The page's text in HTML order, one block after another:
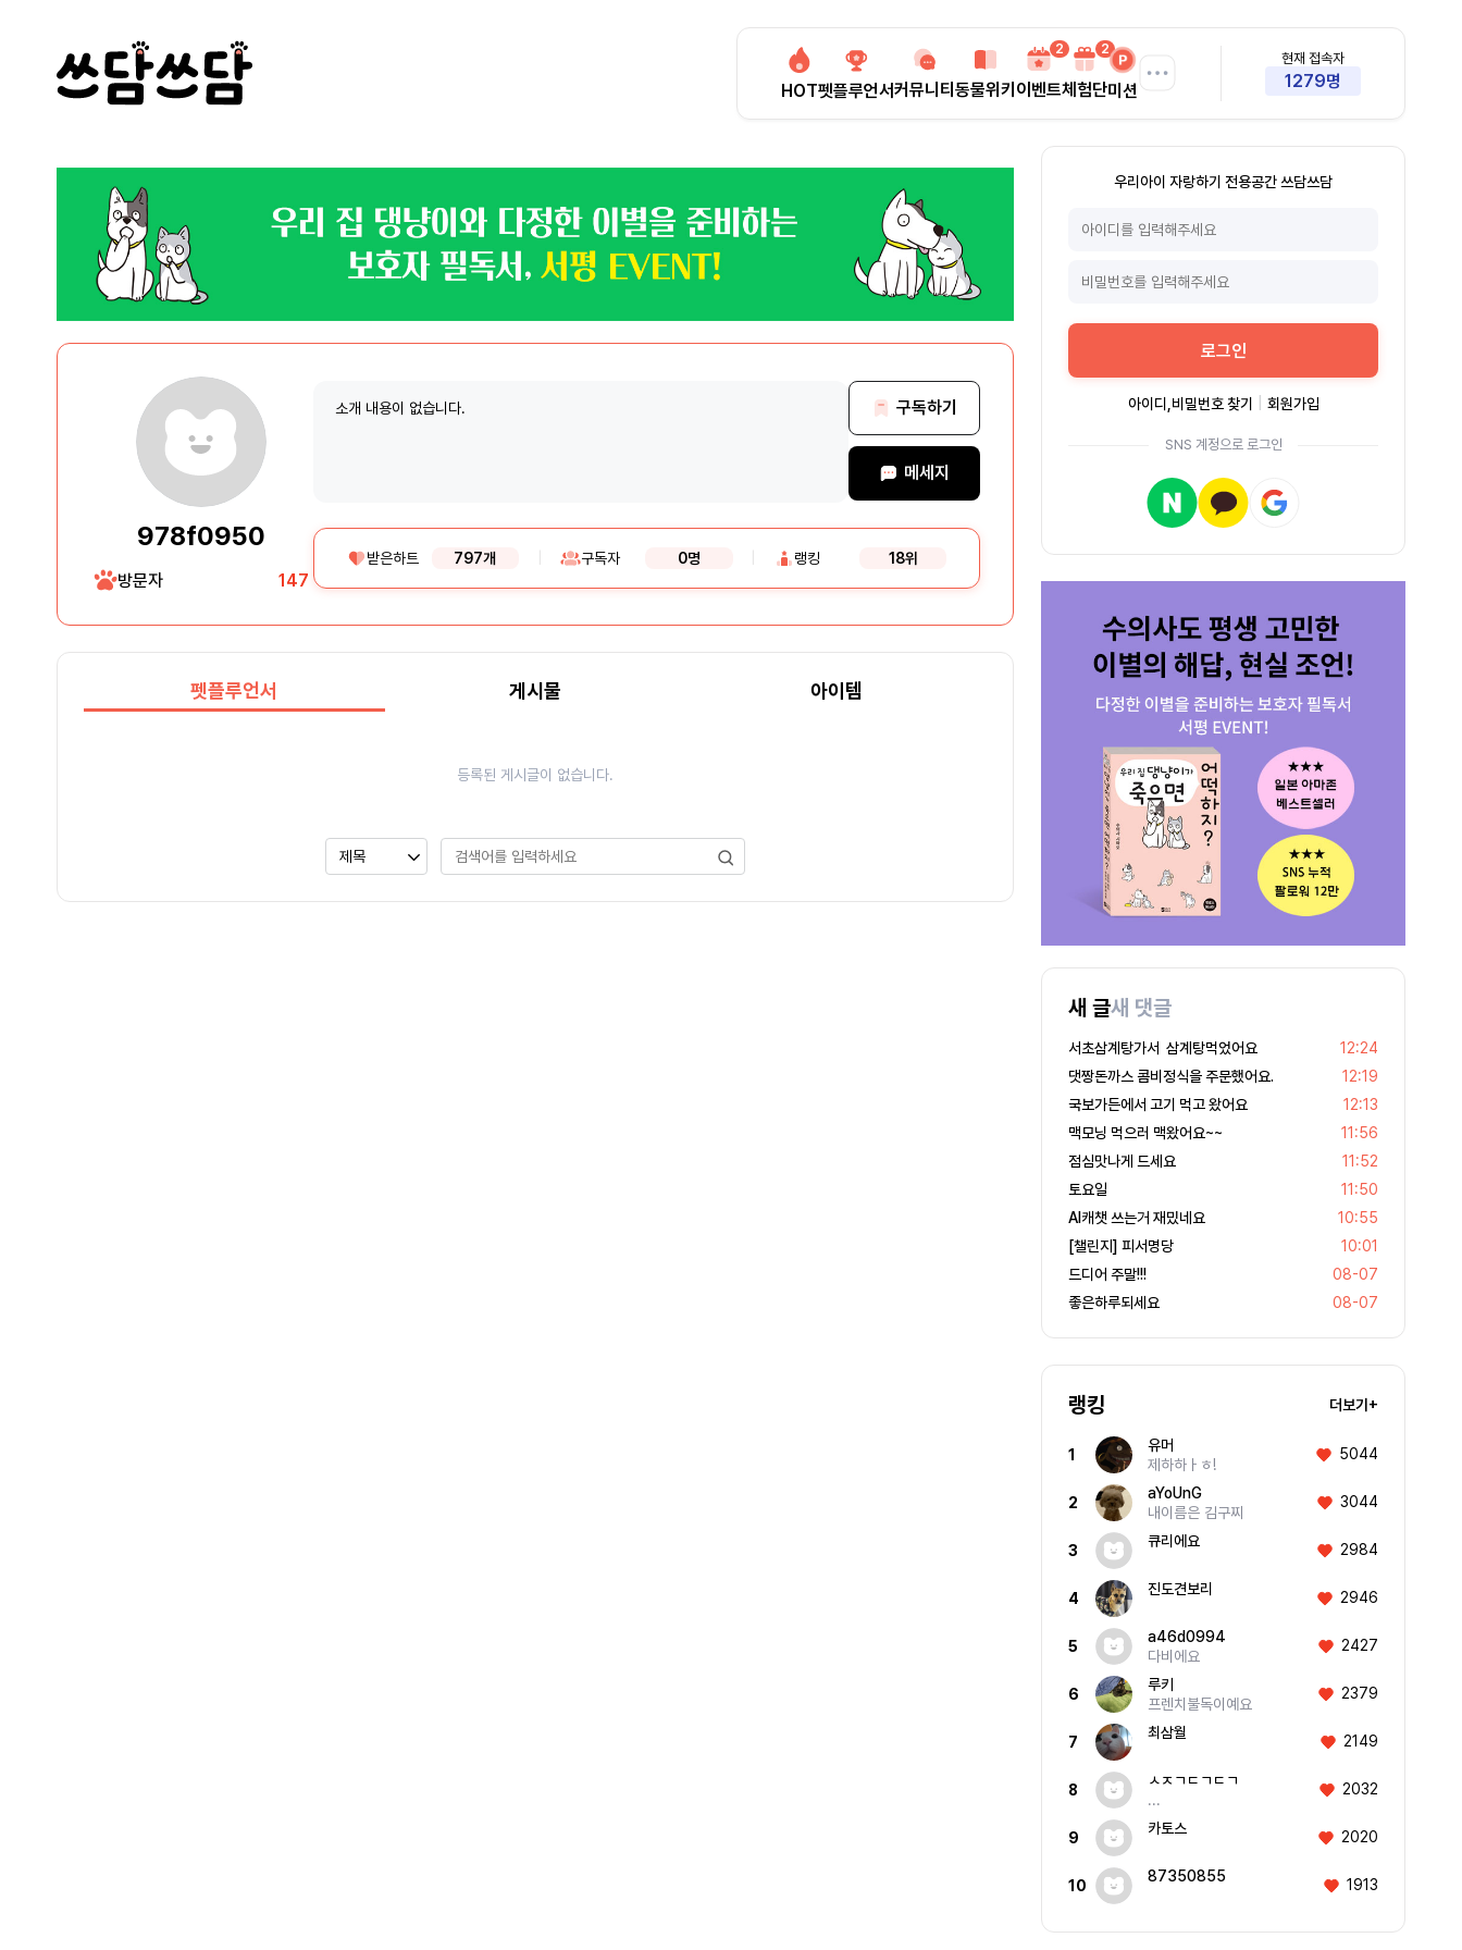
HOT펫플루언서커뮤니티 동물위키 이벤트
2
체험단
2
미션
현재 접속자
1279명
978f0950
방문자 147
소개 내용이 없습니다. 구독하기
메세지
받은하트 797개 구독자 0명 랭킹 18위
펫플루언서 게시물 아이템
등록된 게시글이 없습니다.
우리아이 자랑하기 전용공간 쓰담쓰담
로그인
아이디,비밀번호 찾기 회원가입
SNS 계정으로 로그인
새 글새 댓글
서초삼계탕가서 삼계탕먹었어요
12:24
댓짱돈까스 콤비정식을 주문했어요.
12:19
국보가든에서 고기 먹고 왔어요
12:13
맥모닝 먹으러 맥왔어요~~
11:56
점심맛나게 드세요
11:52
토요일
11:50
AI캐챗 쓰는거 재밌네요
10:55
[챌린지] 피서명당
10:01
드디어 주말!!!
08-07
좋은하루되세요
08-07
랭킹 더보기+
1
유머
제하하ㅏㅎ!
5044
2
aYoUnG
내이름은 김구찌
3044
3
큐리에요 2984
4
진도견보리 2946
5
a46d0994
다비에요
2427
6
루키
프렌치불독이예요
2379
7
최삼월 2149
8
ㅅㅈㄱㄷㄱㄷㄱ
...
2032
9
카토스 2020
10
87350855 1913